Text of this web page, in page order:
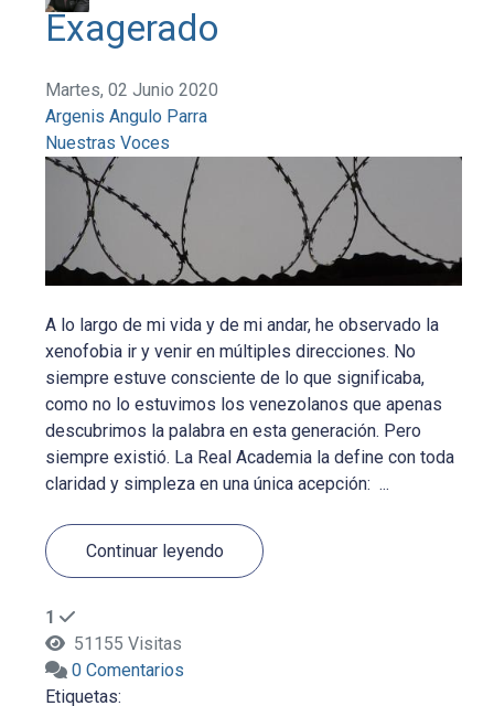
Exagerado
Martes, 02 Junio 2020
Argenis Angulo Parra
Nuestras Voces
A lo largo de mi vida y de mi andar, he observado la
xenofobia ir y venir en múltiples direcciones. No
siempre estuve consciente de lo que significaba,
como no lo estuvimos los venezolanos que apenas
descubrimos la palabra en esta generación. Pero
siempre existió. La Real Academia la define con toda
claridad y simpleza en una única acepción: ...
Continuar leyendo
1
51155 Visitas
0 Comentarios
Etiquetas: